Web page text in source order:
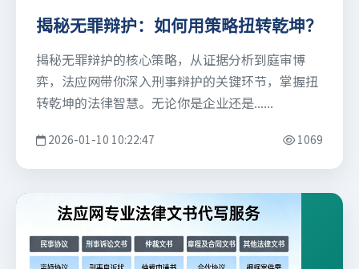
揭秘无罪辩护：如何用策略扭转乾坤？
揭秘无罪辩护的核心策略，从证据分析到庭审博
弈，法应网带你深入刑事辩护的关键环节，掌握扭
转乾坤的法律智慧。无论你是企业还是......
2026-01-10 10:22:47 1069